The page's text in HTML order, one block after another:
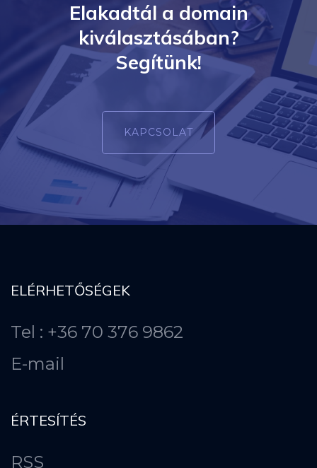
Elakadtál a domain
kiválasztásában?
Segítünk!
KAPCSOLAT
ELÉRHETŐSÉGEK
Tel : +36 70 376 9862
E-mail
ÉRTESÍTÉS
RSS